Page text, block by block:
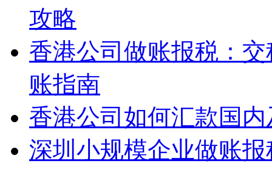
攻略
香港公司做账报税：
账指南
香港公司如何汇款国
深圳小规模企业做账